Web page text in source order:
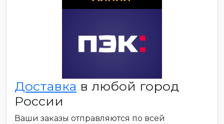
Доставка в любой город
России
Ваши заказы отправляются по всей